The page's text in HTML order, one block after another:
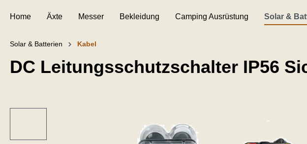
Home Äxte Messer Bekleidung Camping Ausrüstung Solar &
Solar & Batterien Kabel
DC Leitungsschutzschalter IP56